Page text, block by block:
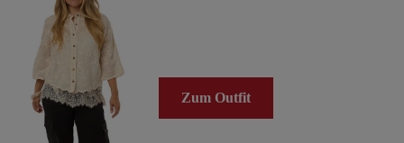
Zum Outfit